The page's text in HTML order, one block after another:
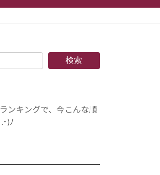
検索
ンキングで、今こんな順
)ﾉ